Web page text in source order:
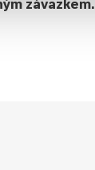
závazkem.